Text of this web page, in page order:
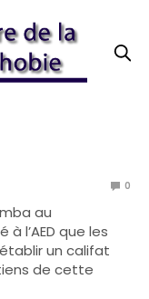
0
au
l’AED que les
un califat
de cette